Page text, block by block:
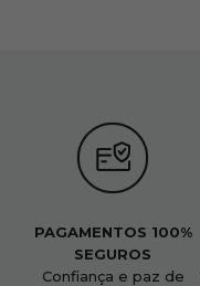
PAGAMENTOS 100%
SEGUROS
Confiança e paz de